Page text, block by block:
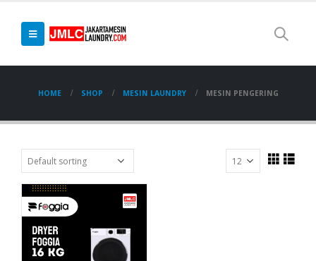
HOME SHOP MESIN LAUNDRY MESIN PENGERING